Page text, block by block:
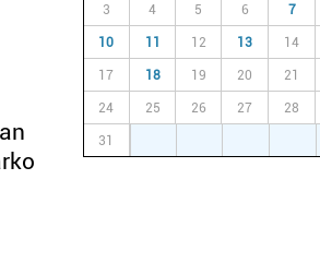
3 4 5 6 7
10 11 12 13 14
17 18 19 20 21
24 25 26 27 28
31